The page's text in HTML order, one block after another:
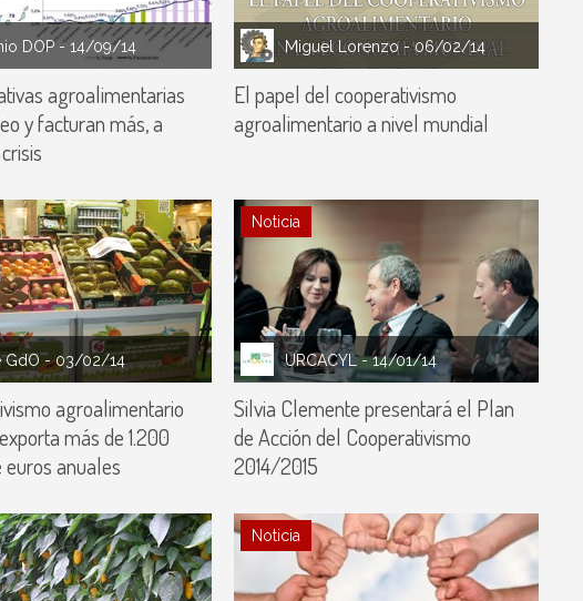
DOP - 14/09/14
agroalimentarias
y facturan más, a
Miguel Lorenzo - 06/02/14
El papel del cooperativismo
agroalimentario a nivel mundial
GdO - 03/02/14
agroalimentario
más de 1.200
anuales
URCACYL - 14/01/14
Noticia
Silvia Clemente presentará el Plan
de Acción del Cooperativismo
2014/2015
Noticia